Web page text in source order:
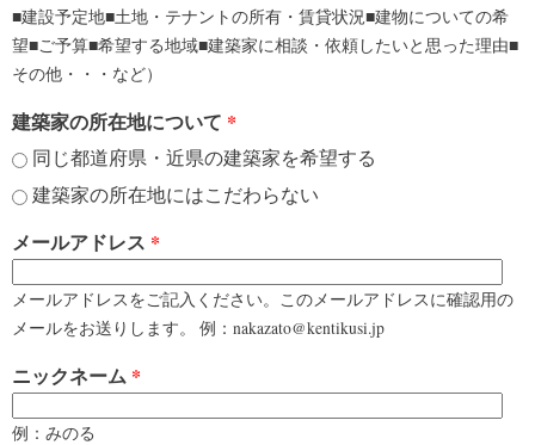
■建設予定地■土地・テナントの所有・賃貸状況■建物についての希
望■ご予算■希望する地域■建築家に相談・依頼したいと思った理由■
その他・・・など）
建築家の所在地について *
同じ都道府県・近県の建築家を希望する
建築家の所在地にはこだわらない
メールアドレス *
メールアドレスをご記入ください。このメールアドレスに確認用の
メールをお送りします。 例：nakazato@kentikusi.jp
ニックネーム *
例：みのる